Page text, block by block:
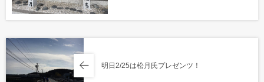
明日2/25は松月氏プレゼンツ！